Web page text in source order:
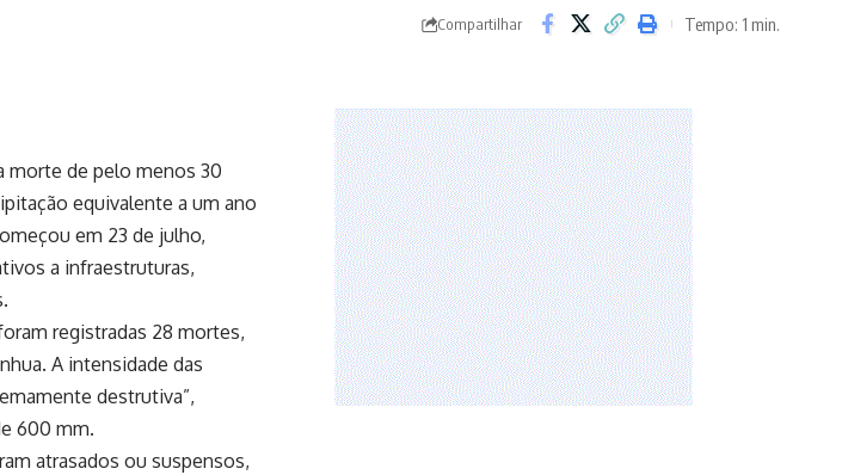
Compartilhar Tempo: 1 min.
morte de pelo menos 30
equivalente a um ano
em 23 de julho,
a infraestruturas,
registradas 28 mortes,
A intensidade das
destrutiva”,
600 mm.
atrasados ou suspensos,